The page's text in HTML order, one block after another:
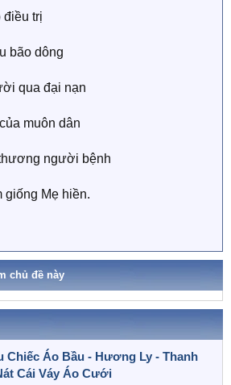
điều trị
bão dông
qua đại nạn
muôn dân
người bệnh
giống Mẹ hiền.
chủ đề này
Chiếc Áo Bầu - Hương Ly - Thanh
Cái Váy Áo Cưới